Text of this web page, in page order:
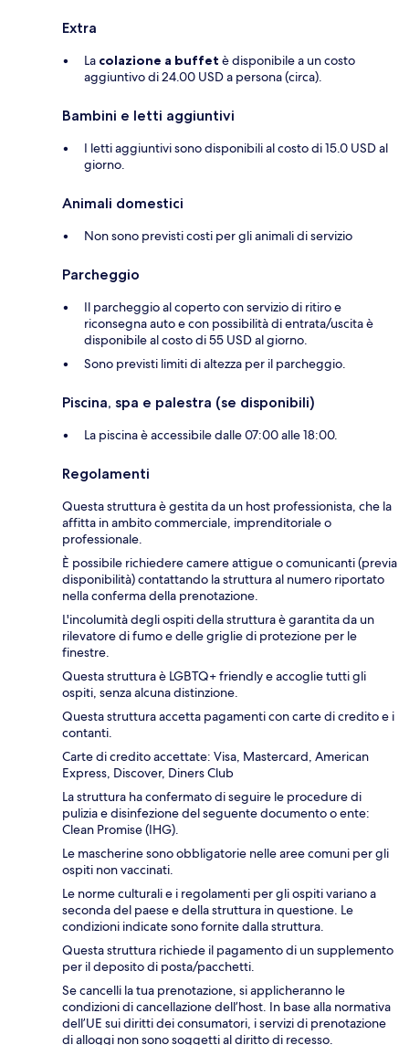
Extra
La colazione a buffet è disponibile a un costo
aggiuntivo di 24.00 USD a persona (circa).
Bambini e letti aggiuntivi
I letti aggiuntivi sono disponibili al costo di 15.0 USD al
giorno.
Animali domestici
Non sono previsti costi per gli animali di servizio
Parcheggio
Il parcheggio al coperto con servizio di ritiro e
riconsegna auto e con possibilità di entrata/uscita è
disponibile al costo di 55 USD al giorno.
Sono previsti limiti di altezza per il parcheggio.
Piscina, spa e palestra (se disponibili)
La piscina è accessibile dalle 07:00 alle 18:00.
Regolamenti
Questa struttura è gestita da un host professionista, che la
affitta in ambito commerciale, imprenditoriale o
professionale.
È possibile richiedere camere attigue o comunicanti (previa
disponibilità) contattando la struttura al numero riportato
nella conferma della prenotazione.
L'incolumità degli ospiti della struttura è garantita da un
rilevatore di fumo e delle griglie di protezione per le
finestre.
Questa struttura è LGBTQ+ friendly e accoglie tutti gli
ospiti, senza alcuna distinzione.
Questa struttura accetta pagamenti con carte di credito e i
contanti.
Carte di credito accettate: Visa, Mastercard, American
Express, Discover, Diners Club
La struttura ha confermato di seguire le procedure di
pulizia e disinfezione del seguente documento o ente:
Clean Promise (IHG).
Le mascherine sono obbligatorie nelle aree comuni per gli
ospiti non vaccinati.
Le norme culturali e i regolamenti per gli ospiti variano a
seconda del paese e della struttura in questione. Le
condizioni indicate sono fornite dalla struttura.
Questa struttura richiede il pagamento di un supplemento
per il deposito di posta/pacchetti.
Se cancelli la tua prenotazione, si applicheranno le
condizioni di cancellazione dell’host. In base alla normativa
dell’UE sui diritti dei consumatori, i servizi di prenotazione
di alloggi non sono soggetti al diritto di recesso.